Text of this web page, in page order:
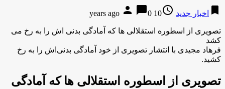
bookmark اخبار جدید access_time
10 years ago
person chat_bubble0
تصویری از اسطوره استقلالی ها که آمادگی بدنی اش را به رخ می
کشد
فرهاد مجیدی با انتشار تصویری از خود آمادگی بدنی‌اش را به رخ
کشید.
تصویری از اسطوره استقلالی ها که آمادگی